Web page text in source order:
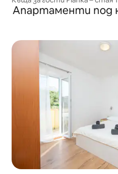
Апартаменти под